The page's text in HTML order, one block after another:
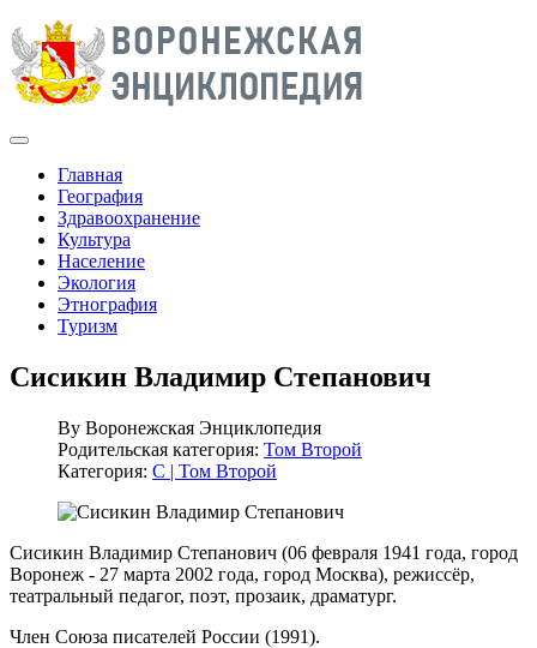
Главная
География
Здравоохранение
Культура
Население
Экология
Этнография
Туризм
Сисикин Владимир Степанович
By Воронежская Энциклопедия
Родительская категория: Том Второй
Категория: С | Том Второй
Сисикин Владимир Степанович (06 февраля 1941 года, город
Воронеж - 27 марта 2002 года, город Москва), режиссёр,
театральный педагог, поэт, прозаик, драматург.
Член Союза писателей России (1991).